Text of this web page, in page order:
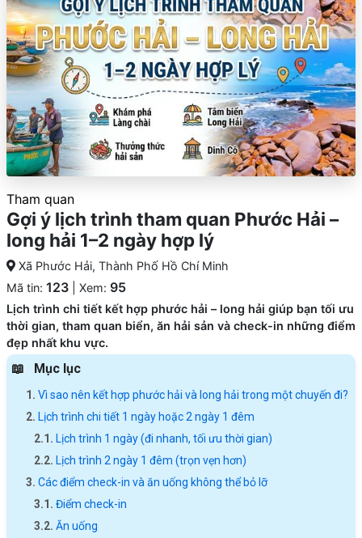
Tham quan
Gợi ý lịch trình tham quan Phước Hải –
long hải 1–2 ngày hợp lý
Xã Phước Hải, Thành Phố Hồ Chí Minh
Mã tin: 123 | Xem: 95
Lịch trình chi tiết kết hợp phước hải – long hải giúp bạn tối ưu
thời gian, tham quan biển, ăn hải sản và check-in những điểm
đẹp nhất khu vực.
Mục lục
Vì sao nên kết hợp phước hải và long hải trong một chuyến đi?
Lịch trình chi tiết 1 ngày hoặc 2 ngày 1 đêm
Lịch trình 1 ngày (đi nhanh, tối ưu thời gian)
Lịch trình 2 ngày 1 đêm (trọn vẹn hơn)
Các điểm check-in và ăn uống không thể bỏ lỡ
Điểm check-in
Ăn uống